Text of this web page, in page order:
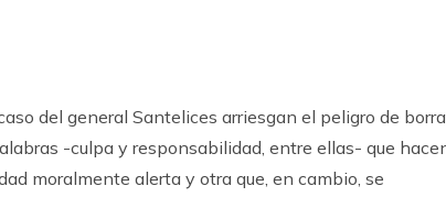
del general Santelices arriesgan el peligro de
-culpa y responsabilidad, entre ellas- que
moralmente alerta y otra que, en cambio, se